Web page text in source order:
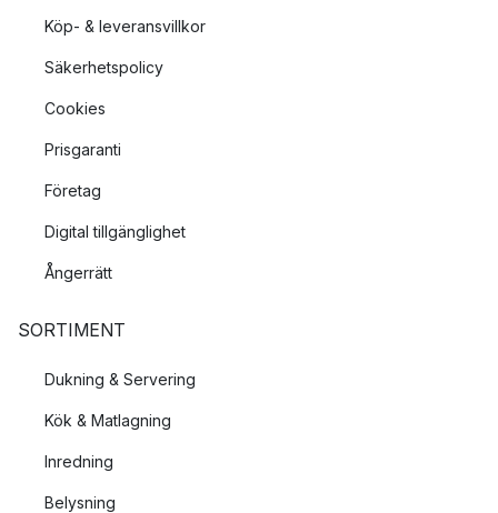
Köp- & leveransvillkor
Säkerhetspolicy
Cookies
Prisgaranti
Företag
Digital tillgänglighet
Ångerrätt
SORTIMENT
Dukning & Servering
Kök & Matlagning
Inredning
Belysning